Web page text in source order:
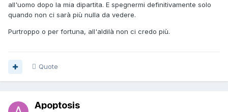
all'uomo dopo la mia dipartita. E spegnermi definitivamente solo
quando non ci sarà più nulla da vedere.
Purtroppo o per fortuna, all'aldilà non ci credo più.
Quote
Apoptosis